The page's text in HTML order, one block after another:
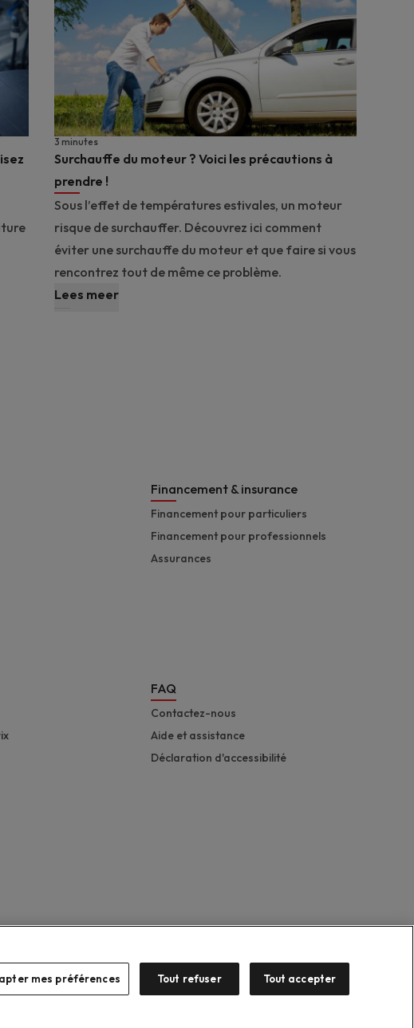
Surchauffe du moteur ? Voici les précautions à
prendre !
3 minutes
Sous l’effet de températures estivales, un moteur
risque de surchauffer. Découvrez ici comment
éviter une surchauffe du moteur et que faire si vous
rencontrez tout de même ce problème.
Lees meer
Financement & insurance
Financement pour particuliers
Financement pour professionnels
Assurances
FAQ
Contactez-nous
Aide et assistance
Déclaration d'accessibilité
Suzuki 2026
mes préférences Tout refuser Tout accepter